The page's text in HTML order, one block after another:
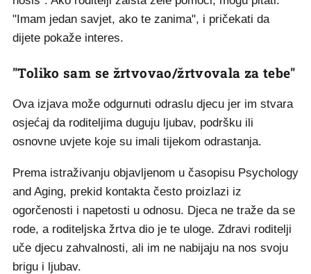
"Imam jedan savjet, ako te zanima", i pričekati da
dijete pokaže interes.
"Toliko sam se žrtvovao/žrtvovala za tebe"
Ova izjava može odgurnuti odraslu djecu jer im stvara
osjećaj da roditeljima duguju ljubav, podršku ili
osnovne uvjete koje su imali tijekom odrastanja.
Prema istraživanju objavljenom u časopisu Psychology
and Aging, prekid kontakta često proizlazi iz
ogorčenosti i napetosti u odnosu. Djeca ne traže da se
rode, a roditeljska žrtva dio je te uloge. Zdravi roditelji
uče djecu zahvalnosti, ali im ne nabijaju na nos svoju
brigu i ljubav.